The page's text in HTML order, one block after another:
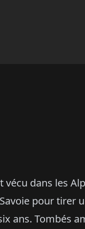
vécu dans les
pour tirer
ans. Tombés